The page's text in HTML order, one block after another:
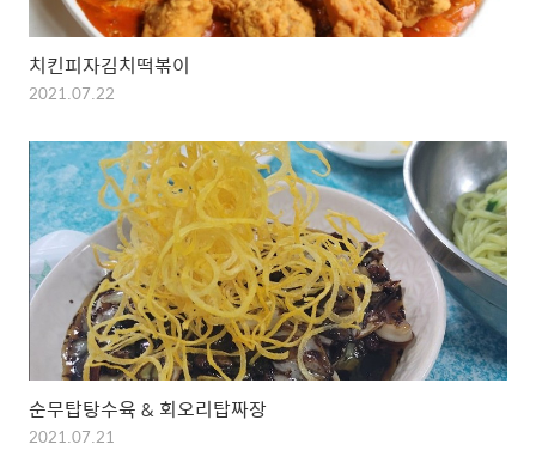
치킨피자김치떡볶이
2021.07.22
순무탑탕수육 & 회오리탑짜장
2021.07.21